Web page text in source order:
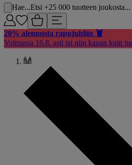
Hae...Etsi +25 000 tuotteen joukosta...
20% alennusta rapujuhliin 🦞
Voimassa 16.8. asti tai niin kauan kuin